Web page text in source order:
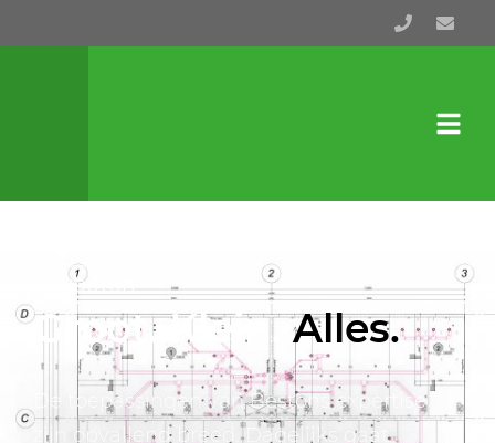
Projecten
Groot. Klein.Alles.
De toepassingen van Bestons expertise
zijn opvallend breed. Dagelijks gaat